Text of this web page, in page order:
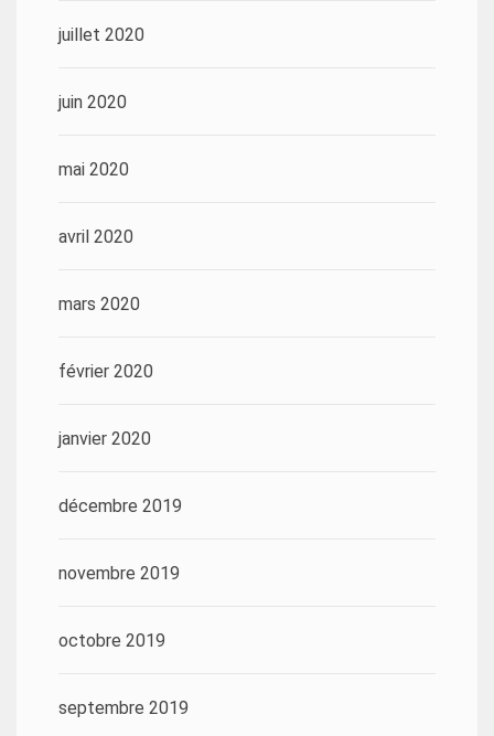
juillet 2020
juin 2020
mai 2020
avril 2020
mars 2020
février 2020
janvier 2020
décembre 2019
novembre 2019
octobre 2019
septembre 2019